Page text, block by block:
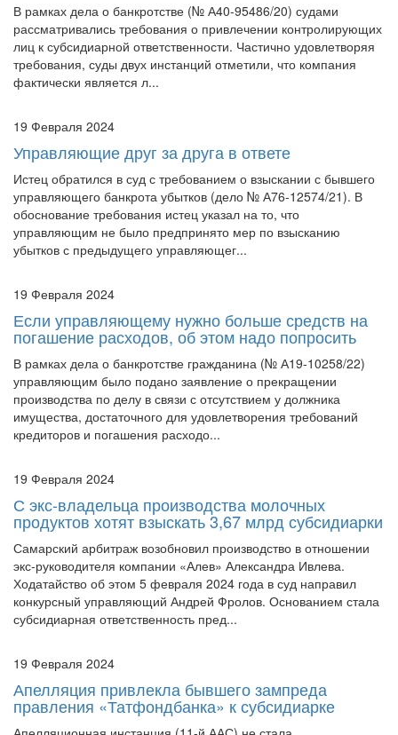
В рамках дела о банкротстве (№ А40-95486/20) судами
рассматривались требования о привлечении контролирующих
лиц к субсидиарной ответственности. Частично удовлетворяя
требования, суды двух инстанций отметили, что компания
фактически является л...
19 Февраля 2024
Управляющие друг за друга в ответе
Истец обратился в суд с требованием о взыскании с бывшего
управляющего банкрота убытков (дело № А76-12574/21). В
обоснование требования истец указал на то, что
управляющим не было предпринято мер по взысканию
убытков с предыдущего управляющег...
19 Февраля 2024
Если управляющему нужно больше средств на
погашение расходов, об этом надо попросить
В рамках дела о банкротстве гражданина (№ А19-10258/22)
управляющим было подано заявление о прекращении
производства по делу в связи с отсутствием у должника
имущества, достаточного для удовлетворения требований
кредиторов и погашения расходо...
19 Февраля 2024
С экс-владельца производства молочных
продуктов хотят взыскать 3,67 млрд субсидиарки
Самарский арбитраж возобновил производство в отношении
экс-руководителя компании «Алев» Александра Ивлева.
Ходатайство об этом 5 февраля 2024 года в суд направил
конкурсный управляющий Андрей Фролов. Основанием стала
субсидиарная ответственность пред...
19 Февраля 2024
Апелляция привлекла бывшего зампреда
правления «Татфондбанка» к субсидиарке